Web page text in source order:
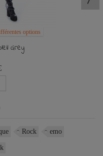
options
Grey
Rock emo